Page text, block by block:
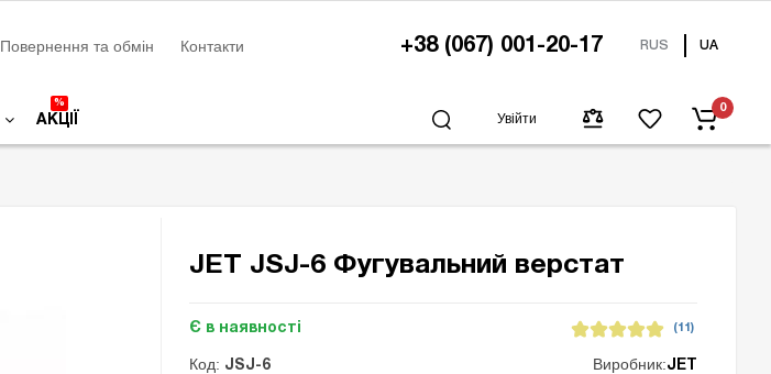
Повернення та обмін Контакти +38 (067) 001-20-17 RUS UA
%
АКЦІЇ Увійти
0
JET JSJ-6 Фугувальний верстат
Є в наявності (11)
Код: JSJ-6 Виробник:JET